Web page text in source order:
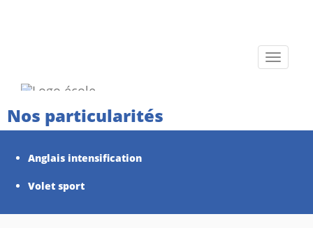
Toggle
Nos particularités
Anglais intensification
Volet sport